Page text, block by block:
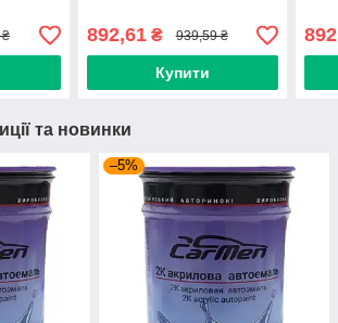
₴ 892,61₴ 939,59 ₴
Купити
та новинки
–5%